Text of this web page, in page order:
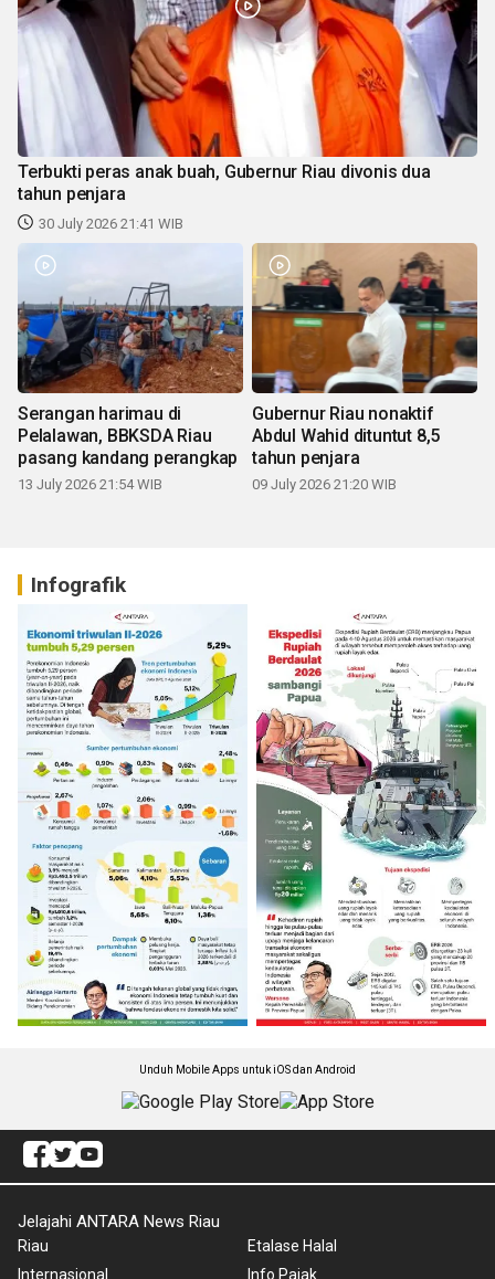
Terbukti peras anak buah, Gubernur Riau divonis dua
tahun penjara
30 July 2026 21:41 WIB
Serangan harimau di
Pelalawan, BBKSDA Riau
pasang kandang perangkap
13 July 2026 21:54 WIB
Gubernur Riau nonaktif
Abdul Wahid dituntut 8,5
tahun penjara
09 July 2026 21:20 WIB
Infografik
Unduh Mobile Apps untuk iOS dan Android
Jelajahi ANTARA News Riau
Riau
Internasional
Etalase Halal
Info Pajak